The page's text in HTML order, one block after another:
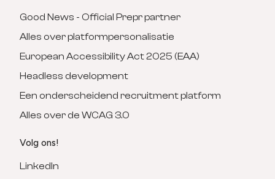
Good News - Official Prepr partner
Alles over platformpersonalisatie
European Accessibility Act 2025 (EAA)
Headless development
Een onderscheidend recruitment platform
Alles over de WCAG 3.0
Volg ons!
LinkedIn